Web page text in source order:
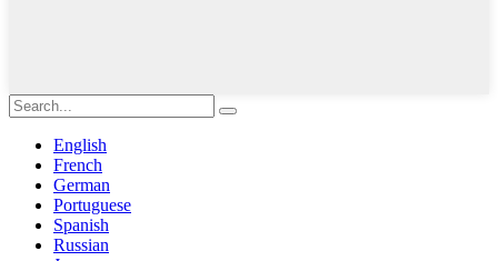
English
French
German
Portuguese
Spanish
Russian